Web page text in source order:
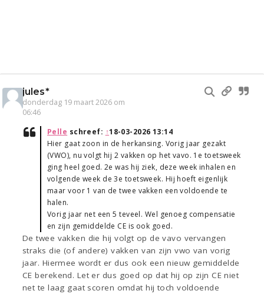
jules*
donderdag 19 maart 2026 om
06:46
Pelle schreef: ↑18-03-2026 13:14
Hier gaat zoon in de herkansing. Vorig jaar gezakt
(VWO), nu volgt hij 2 vakken op het vavo. 1e toetsweek
ging heel goed. 2e was hij ziek, deze week inhalen en
volgende week de 3e toetsweek. Hij hoeft eigenlijk
maar voor 1 van de twee vakken een voldoende te
halen.
Vorig jaar net een 5 teveel. Wel genoeg compensatie
en zijn gemiddelde CE is ook goed.
De twee vakken die hij volgt op de vavo vervangen
straks die (of andere) vakken van zijn vwo van vorig
jaar. Hiermee wordt er dus ook een nieuw gemiddelde
CE berekend. Let er dus goed op dat hij op zijn CE niet
net te laag gaat scoren omdat hij toch voldoende